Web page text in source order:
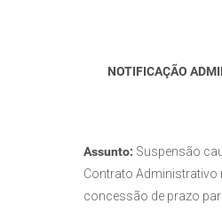
NOTIFICAÇÃO
Assunto: Suspensão
Contrato Administrativo
concessão de prazo